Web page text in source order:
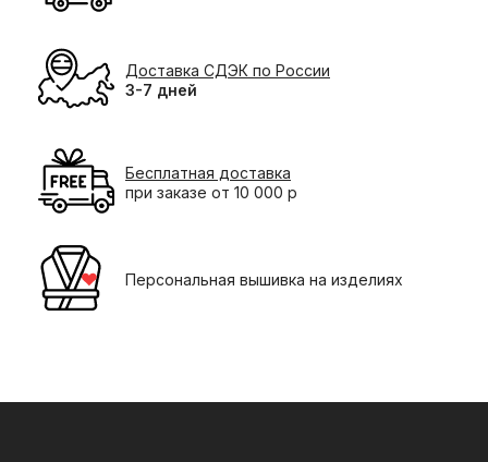
Доставка СДЭК по России
3-7 дней
Бесплатная доставка
при заказе от 10 000 р
Персональная вышивка на изделиях